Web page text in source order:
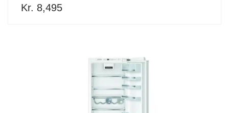
Kr. 8,495